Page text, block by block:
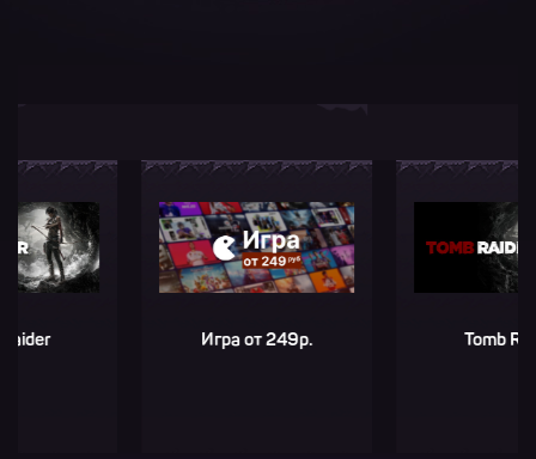
Игра от 249р. Tomb Raider